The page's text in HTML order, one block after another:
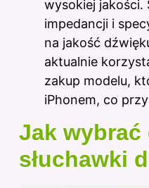
wysokiej jakości.
impedancji i
na jakość
aktualnie
zakup modelu,
iPhonem, co
Jak
słuchawki